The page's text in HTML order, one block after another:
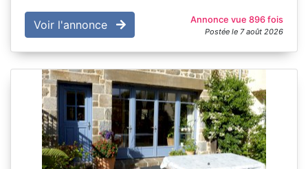
Voir l'annonce Annonce vue 896 fois
Postée le 7 août 2026